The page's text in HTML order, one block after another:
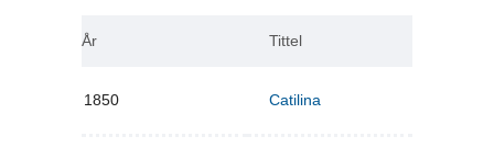
År Tittel
1850 Catilina